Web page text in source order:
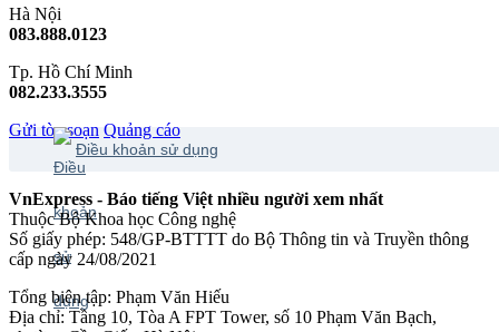
Hà Nội
083.888.0123
Tp. Hồ Chí Minh
082.233.3555
Gửi tòa soạn Quảng cáo
Điều khoản sử dụng
VnExpress - Báo tiếng Việt nhiều người xem nhất
Thuộc Bộ Khoa học Công nghệ
Số giấy phép: 548/GP-BTTTT do Bộ Thông tin và Truyền thông
cấp ngày 24/08/2021
Tổng biên tập: Phạm Văn Hiếu
Địa chỉ: Tầng 10, Tòa A FPT Tower, số 10 Phạm Văn Bạch,